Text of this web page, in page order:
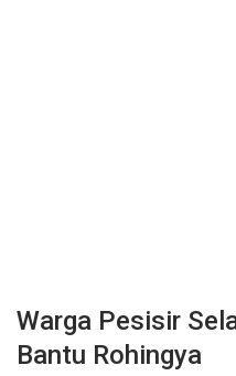
Warga Pesisir
Bantu Rohingya